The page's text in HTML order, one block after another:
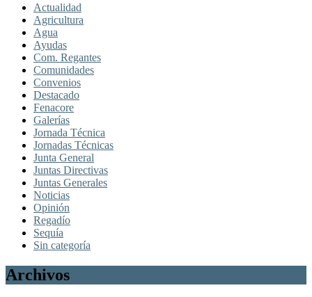
Actualidad
Agricultura
Agua
Ayudas
Com. Regantes
Comunidades
Convenios
Destacado
Fenacore
Galerías
Jornada Técnica
Jornadas Técnicas
Junta General
Juntas Directivas
Juntas Generales
Noticias
Opinión
Regadío
Sequía
Sin categoría
Archivos